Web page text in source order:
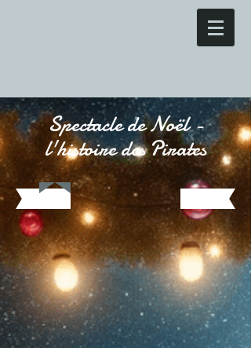
Spectacle de Noël -
l'histoire des Pirates